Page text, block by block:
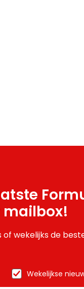
mailbox!
of wekelijks de
Wekelijkse